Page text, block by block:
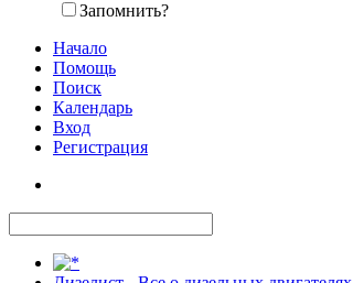
Запомнить?
Начало
Помощь
Поиск
Календарь
Вход
Регистрация